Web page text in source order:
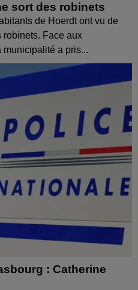
sort des robinets
de Hoerdt ont vu de
robinets. Face aux
municipalité a pris...
: Catherine